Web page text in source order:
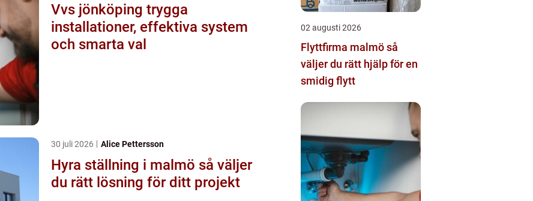
Vvs jönköping trygga
installationer, effektiva system
och smarta val
30 juli 2026 Alice Pettersson
Hyra ställning i malmö så väljer
du rätt lösning för ditt projekt
02 augusti 2026
Flyttfirma malmö så
väljer du rätt hjälp för en
smidig flytt